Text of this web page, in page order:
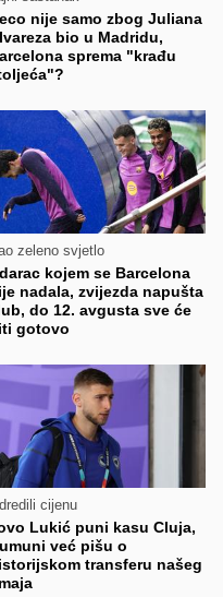
nije samo zbog Juliana
bio u Madridu,
sprema "krađu
zeleno svjetlo
kojem se Barcelona
nadala, zvijezda napušta
do 12. avgusta sve će
gotovo
cijenu
Lukić puni kasu Cluja,
već pišu o
transferu našeg